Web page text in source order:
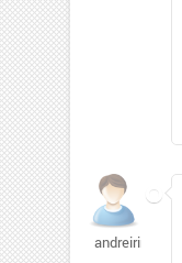
andreirina